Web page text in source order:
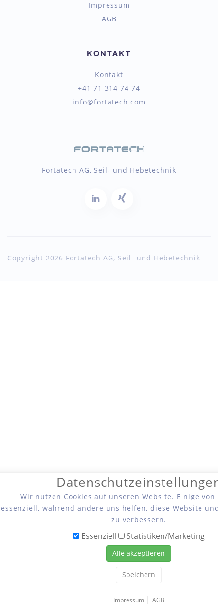
Impressum
AGB
KONTAKT
Kontakt
+41 71 314 74 74
info@fortatech.com
Fortatech AG, Seil- und Hebetechnik
Copyright 2026 Fortatech AG, Seil- und Hebetechnik
Wir nutzen Cookies auf unseren Website. Einige
essenziell, während andere uns helfen, diese Website
zu verbessern.
Essenziell Statistiken/Marketing
Alle akzeptieren
Speichern
Impressum| AGB